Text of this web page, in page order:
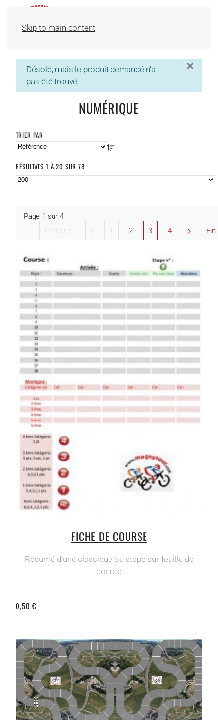
Skip to main content
×
info
Désolé, mais le produit demandé n'a
pas été trouvé
NUMÉRIQUE
TRIER PAR
RÉSULTATS 1 À 20 SUR 78
Page 1 sur 4
Démarrer
2 3 4 Fin
FICHE DE COURSE
Résumé d’une classique ou étape sur feuille de
course
0,50 €